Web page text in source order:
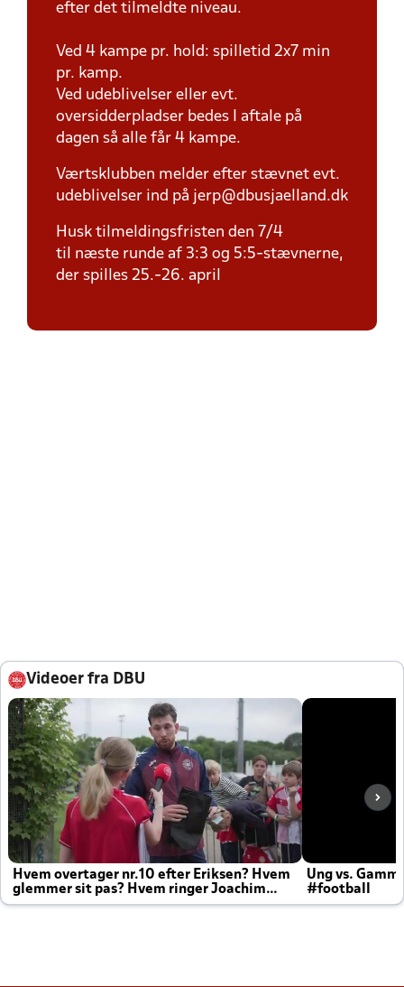
efter det tilmeldte niveau.
Ved 4 kampe pr. hold: spilletid 2x7 min
pr. kamp.
Ved udeblivelser eller evt.
oversidderpladser bedes I aftale på
dagen så alle får 4 kampe.
Værtsklubben melder efter stævnet evt.
udeblivelser ind på jerp@dbusjaelland.dk
Husk tilmeldingsfristen den 7/4
til næste runde af 3:3 og 5:5-stævnerne,
der spilles 25.-26. april
Videoer fra DBU
Hvem overtager nr.10 efter Eriksen? Hvem
glemmer sit pas? Hvem ringer Joachim
altid til efter kampe?
Ung vs.
#football